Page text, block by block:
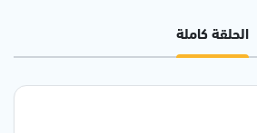
الحلقة كاملة